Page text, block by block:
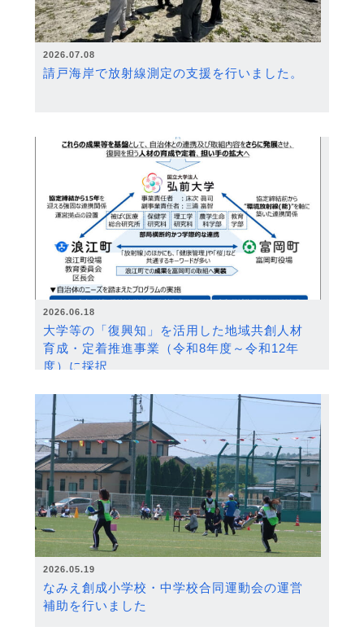
2026.07.08
請戸海岸で放射線測定の支援を行いました。
2026.06.18
大学等の「復興知」を活用した地域共創人材
育成・定着推進事業（令和8年度～令和12年
度）に採択
2026.05.19
なみえ創成小学校・中学校合同運動会の運営
補助を行いました